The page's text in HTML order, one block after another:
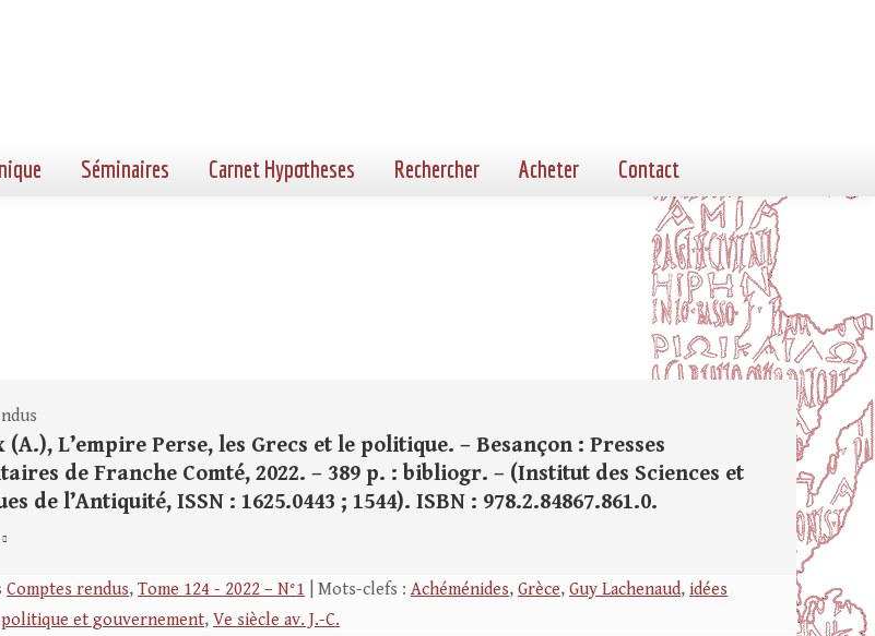
Séminaires Carnet Hypotheses Rechercher Acheter Contact
L’empire Perse, les Grecs et le politique. – Besançon : Presses
de Franche Comté, 2022. – 389 p. : bibliogr. – (Institut des Sciences et
de l’Antiquité, ISSN : 1625.0443 ; 1544). ISBN : 978.2.84867.861.0.
Comptes rendus, Tome 124 - 2022 – N°1 | Mots-clefs : Achéménides, Grèce, Guy Lachenaud, idées
politique et gouvernement, Ve siècle av. J.-C.